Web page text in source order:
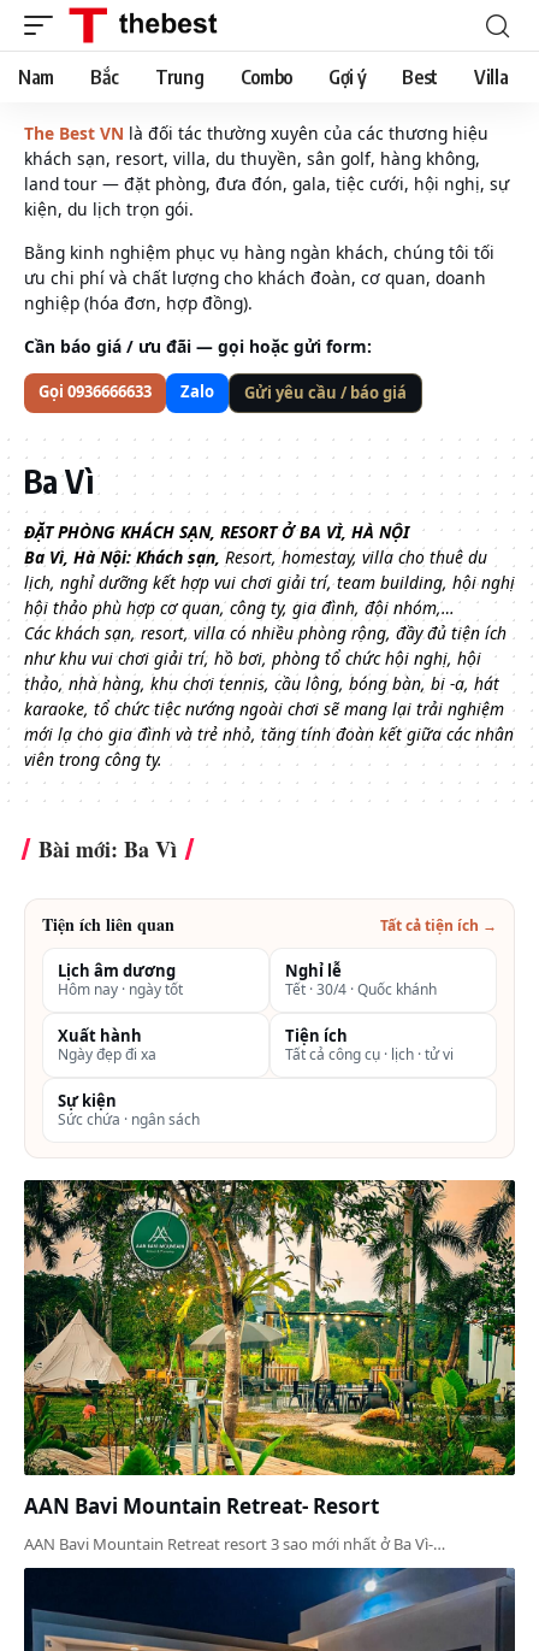
Nam Bắc Trung Combo Gợi ý Best Villa
The Best VN là đối tác thường xuyên của các thương hiệu
khách sạn, resort, villa, du thuyền, sân golf, hàng không,
land tour — đặt phòng, đưa đón, gala, tiệc cưới, hội nghị, sự
kiện, du lịch trọn gói.
Bằng kinh nghiệm phục vụ hàng ngàn khách, chúng tôi tối
ưu chi phí và chất lượng cho khách đoàn, cơ quan, doanh
nghiệp (hóa đơn, hợp đồng).
Cần báo giá / ưu đãi — gọi hoặc gửi form:
Gọi 0936666633 Zalo Gửi yêu cầu / báo giá
Ba Vì
ĐẶT PHÒNG KHÁCH SẠN, RESORT Ở BA VÌ, HÀ NỘI
Ba Vì, Hà Nội: Khách sạn,Resort, homestay, villa cho thuê du
lịch, nghỉ dưỡng kết hợp vui chơi giải trí, team building, hội nghị
hội thảo phù hợp cơ quan, công ty, gia đình, đội nhóm,…
Các khách sạn, resort, villa có nhiều phòng rộng, đầy đủ tiện ích
như khu vui chơi giải trí, hồ bơi, phòng tổ chức hội nghị, hội
thảo, nhà hàng, khu chơi tennis, cầu lông, bóng bàn, bi -a, hát
karaoke, tổ chức tiệc nướng ngoài chơi sẽ mang lại trải nghiệm
mới lạ cho gia đình và trẻ nhỏ, tăng tính đoàn kết giữa các nhân
viên trong công ty.
Bài mới: Ba Vì
Tiện ích liên quan Tất cả tiện ích →
Lịch âm dương
Hôm nay · ngày tốt
Nghỉ lễ
Tết · 30/4 · Quốc khánh
Xuất hành
Ngày đẹp đi xa
Tiện ích
Tất cả công cụ · lịch · tử vi
Sự kiện
Sức chứa · ngân sách
AAN Bavi Mountain Retreat- Resort
AAN Bavi Mountain Retreat resort 3 sao mới nhất ở Ba Vì-…